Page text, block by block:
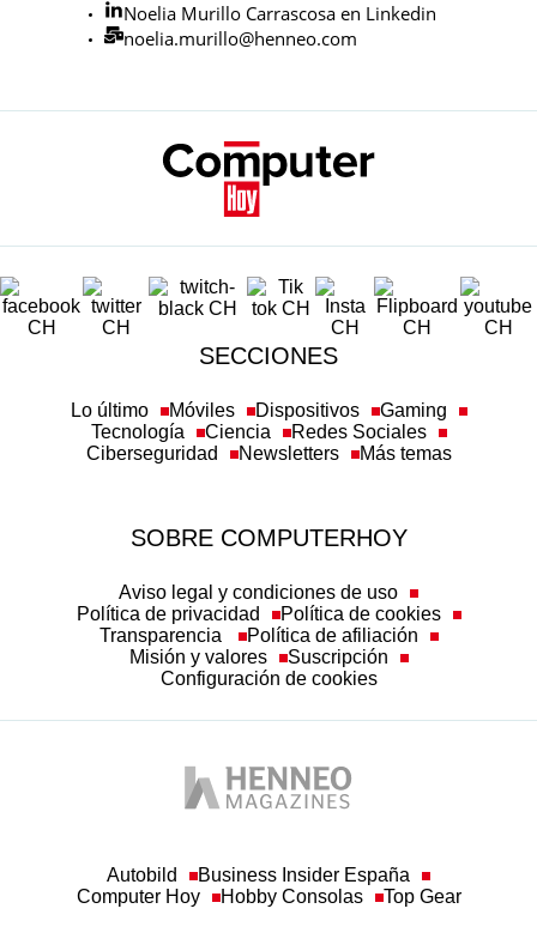
Noelia Murillo Carrascosa en Linkedin
noelia.murillo@henneo.com
SECCIONES
Lo último Móviles Dispositivos
Gaming
Tecnología
Ciencia
Redes Sociales
Ciberseguridad
Newsletters Más temas
SOBRE COMPUTERHOY
Aviso legal y condiciones de uso
Política de privacidad
Política de cookies
Transparencia
Política de afiliación
Misión y valores
Suscripción
Configuración de cookies
Autobild
Business Insider España
Computer Hoy
Hobby Consolas Top Gear